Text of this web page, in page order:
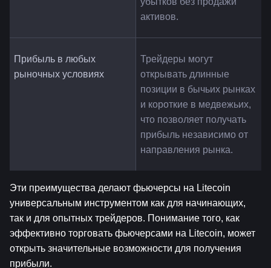
активов.
Прибыль в любых
рыночных условиях
Трейдеры могут
открывать длинные
позиции в бычьих рынках
и короткие в медвежьих,
что позволяет получать
прибыль независимо от
направления рынка.
Эти преимущества делают фьючерсы на Litecoin
универсальным инструментом как для начинающих,
так и для опытных трейдеров. Понимание того, как
эффективно торговать фьючерсами на Litecoin, может
открыть значительные возможности для получения
прибыли.